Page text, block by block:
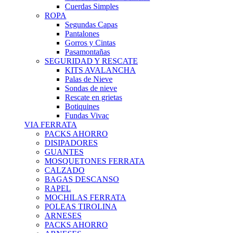
Cuerdas Simples
ROPA
Segundas Capas
Pantalones
Gorros y Cintas
Pasamontañas
SEGURIDAD Y RESCATE
KITS AVALANCHA
Palas de Nieve
Sondas de nieve
Rescate en grietas
Botiquines
Fundas Vivac
VIA FERRATA
PACKS AHORRO
DISIPADORES
GUANTES
MOSQUETONES FERRATA
CALZADO
BAGAS DESCANSO
RAPEL
MOCHILAS FERRATA
POLEAS TIROLINA
ARNESES
PACKS AHORRO